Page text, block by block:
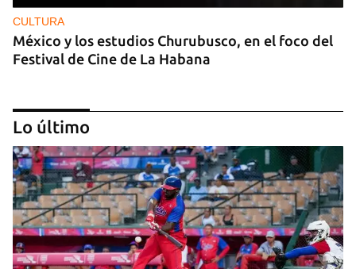
CULTURA
México y los estudios Churubusco, en el foco del
Festival de Cine de La Habana
Lo último